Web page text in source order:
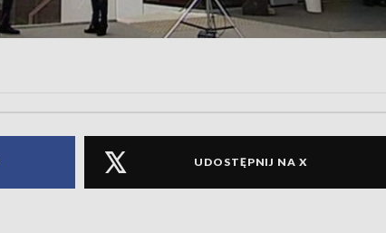
UDOSTĘPNIJ NA X